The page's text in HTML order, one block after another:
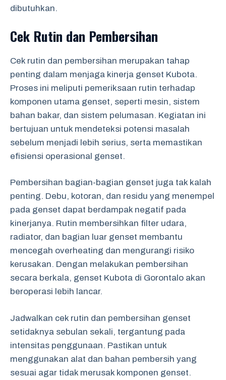
dibutuhkan.
Cek Rutin dan Pembersihan
Cek rutin dan pembersihan merupakan tahap
penting dalam menjaga kinerja genset Kubota.
Proses ini meliputi pemeriksaan rutin terhadap
komponen utama genset, seperti mesin, sistem
bahan bakar, dan sistem pelumasan. Kegiatan ini
bertujuan untuk mendeteksi potensi masalah
sebelum menjadi lebih serius, serta memastikan
efisiensi operasional genset.
Pembersihan bagian-bagian genset juga tak kalah
penting. Debu, kotoran, dan residu yang menempel
pada genset dapat berdampak negatif pada
kinerjanya. Rutin membersihkan filter udara,
radiator, dan bagian luar genset membantu
mencegah overheating dan mengurangi risiko
kerusakan. Dengan melakukan pembersihan
secara berkala, genset Kubota di Gorontalo akan
beroperasi lebih lancar.
Jadwalkan cek rutin dan pembersihan genset
setidaknya sebulan sekali, tergantung pada
intensitas penggunaan. Pastikan untuk
menggunakan alat dan bahan pembersih yang
sesuai agar tidak merusak komponen genset.